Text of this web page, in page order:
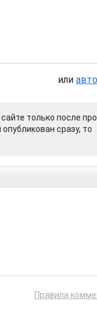
или
только после
сразу, то
Правила